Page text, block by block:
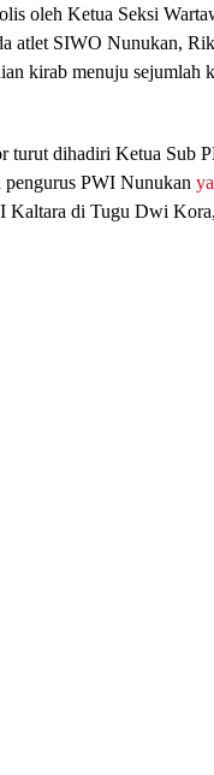
oleh Ketua Seksi
atlet SIWO Nunukan,
kirab menuju sejumlah
turut dihadiri Ketua Sub
pengurus PWI Nunukan
Kaltara di Tugu Dwi